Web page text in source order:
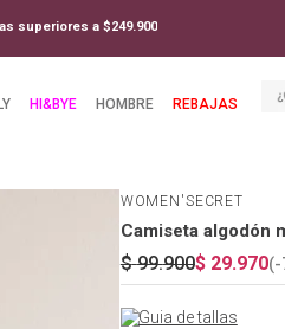
superiores a $249.900
HI&BYE HOMBRE REBAJAS
WOMEN'SECRET
Camiseta algodón
$ 99.900$ 29.970(-
Guia de tallas